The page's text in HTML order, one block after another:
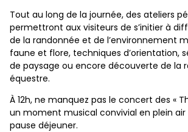
Tout au long de la journée, des ateliers
permettront aux visiteurs de s’initier à
de la randonnée et de l’environnement
faune et flore, techniques d’orientation,
de paysage ou encore découverte de la
équestre.
À 12h, ne manquez pas le concert des «
un moment musical convivial en plein
pause déjeuner.